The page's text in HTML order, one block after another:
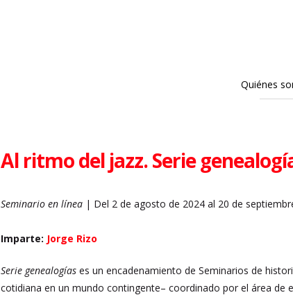
Quiénes
Al ritmo del jazz. Serie
Seminario en línea | Del 2 de agosto de 2024 al 20 de
Imparte: Jorge Rizo
Serie genealogíases un encadenamiento de Seminarios de
cotidiana en un mundo contingente– coordinado por el área